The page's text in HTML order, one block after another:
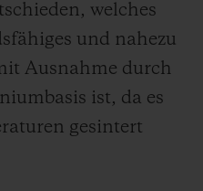
welches
und nahezu
Ausnahme durch
ist, da es
gesintert